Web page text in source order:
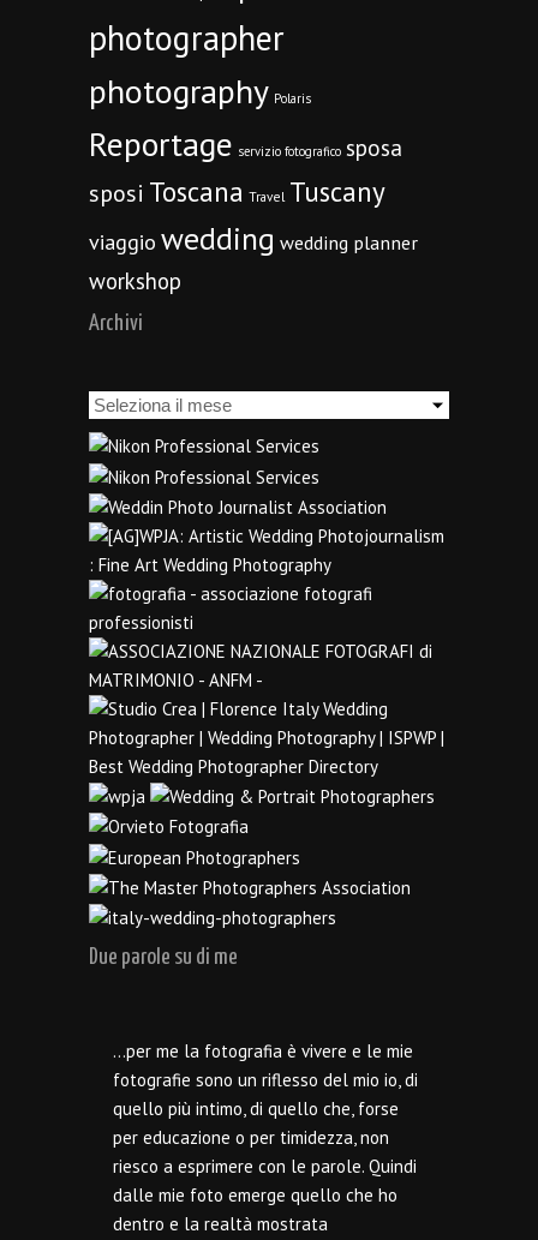
photographer
photography Polaris
Reportage servizio fotografico sposa
sposi Toscana Travel Tuscany
viaggio wedding wedding planner
workshop
Archivi
Archivi
Due parole su di me
…per me la fotografia è vivere e le mie
fotografie sono un riflesso del mio io, di
quello più intimo, di quello che, forse
per educazione o per timidezza, non
riesco a esprimere con le parole. Quindi
dalle mie foto emerge quello che ho
dentro e la realtà mostrata